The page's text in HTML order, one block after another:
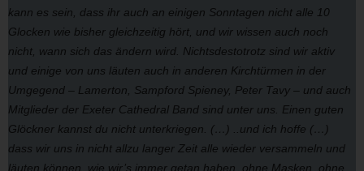
kann es sein, dass ihr auch an einigen Sonntagen nicht alle 10
Glocken wie bisher gleichzeitig hört, und wir wissen auch noch
nicht, wann sich das ändern wird. Nichtsdestotrotz sind wir aktiv
und einige von uns läuten auch in anderen Kirchtürmen in der
Umgegend – Lamerton, Sampford Spieney, Peter Tavy – und auch
Mitglieder der Exeter Cathedral Band sind unter uns. Einen guten
Glöckner kannst du nicht unterkriegen. (…) ..und ich hoffe (…)
dass wir uns in nicht allzu langer Zeit alle wieder versammeln und
läuten können, wie wir’s immer getan haben, ohne Masken, ohne